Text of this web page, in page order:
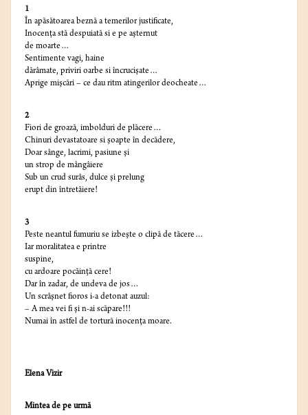
1
În apăsătoarea beznă a temerilor justificate,
Inocenţa stă despuiată si e pe aşternut
de moarte…
Sentimente vagi, haine
dărâmate, priviri oarbe si încrucişate…
Aprige mişcări – ce dau ritm atingerilor deocheate…
2
Fiori de groază, imbolduri de plăcere…
Chinuri devastatoare si şoapte în decădere,
Doar sânge, lacrimi, pasiune şi
un strop de mângâiere
Sub un crud surâs, dulce şi prelung
erupt din întretăiere!
3
Peste neantul fumuriu se izbeşte o clipă de tăcere…
Iar moralitatea e printre
suspine,
cu ardoare pocăinţă cere!
Dar în zadar, de undeva de jos…
Un scrâşnet fioros i-a detonat auzul:
– A mea vei fi şi n-ai scăpare!!!
Numai în astfel de tortură inocenţa moare.
Elena Vizir
Mintea de pe urmă